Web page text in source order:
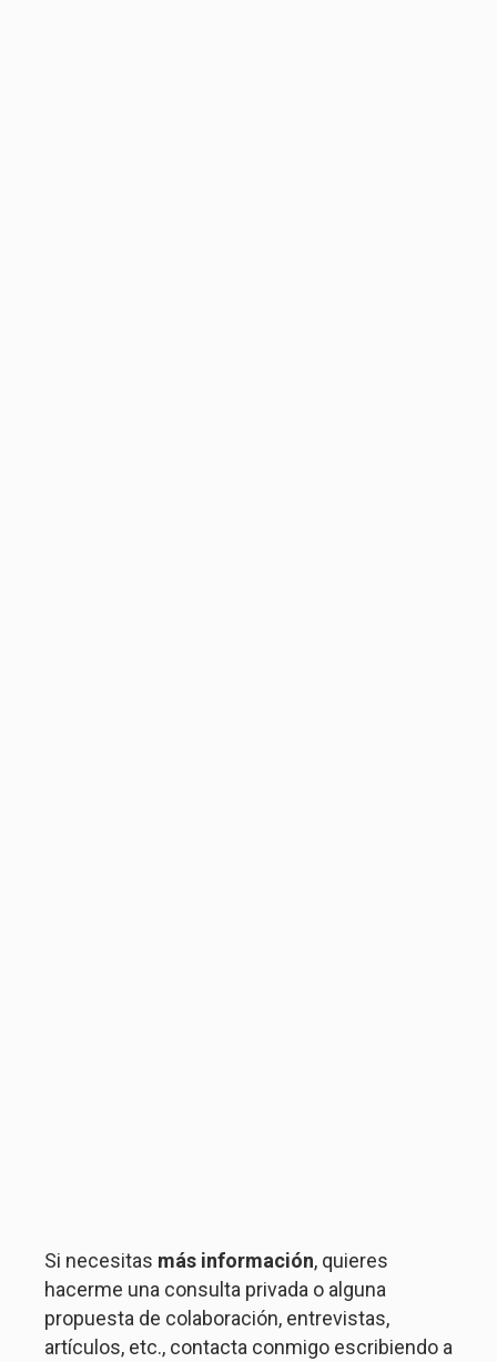
Si necesitas más información, quieres
hacerme una consulta privada o alguna
propuesta de colaboración, entrevistas,
artículos, etc., contacta conmigo escribiendo a